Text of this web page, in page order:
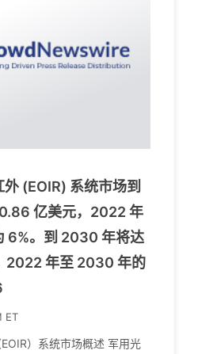
(EOIR) 系统市场到
亿美元，2022 年
6%。到 2030 年将达
2022 年至 2030 年的
ET
）系统市场概述 军用光